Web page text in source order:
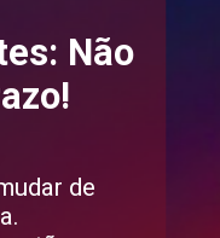
Não
de